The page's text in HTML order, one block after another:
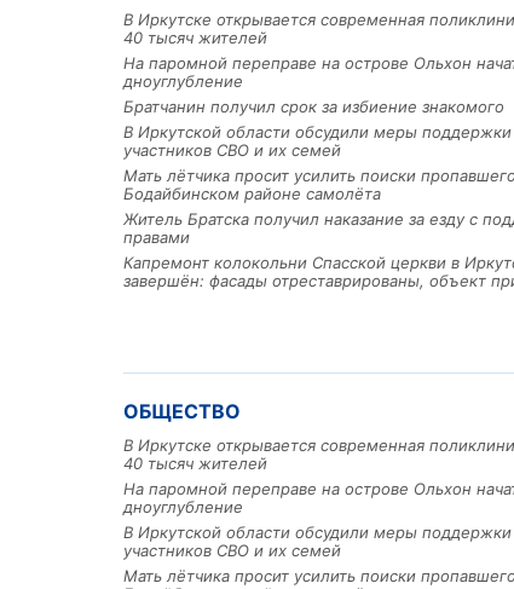
В Иркутске открывается современная
40 тысяч жителей
На паромной переправе на острове Ольхон
дноуглубление
Братчанин получил срок за избиение знакомого
В Иркутской области обсудили меры поддержки
участников СВО и их семей
Мать лётчика просит усилить поиски
Бодайбинском районе самолёта
Житель Братска получил наказание за езду с
правами
Капремонт колокольни Спасской церкви в
завершён: фасады отреставрированы, объект
ОБЩЕСТВО
В Иркутске открывается современная
40 тысяч жителей
На паромной переправе на острове Ольхон
дноуглубление
В Иркутской области обсудили меры поддержки
участников СВО и их семей
Мать лётчика просит усилить поиски